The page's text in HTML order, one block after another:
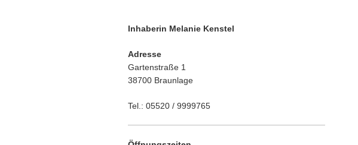
Inhaberin Melanie Kenstel
Adresse
Gartenstraße 1
38700 Braunlage
Tel.: 05520 / 9999765